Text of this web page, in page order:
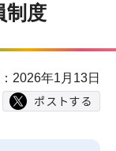
制度
2026年1月13日